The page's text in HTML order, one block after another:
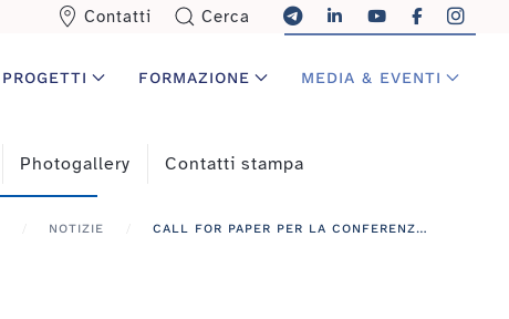
Contatti Cerca
PROGETTI FORMAZIONE MEDIA & EVENTI
Photogallery Contatti stampa
NOTIZIE CALL FOR PAPER PER LA CONFERENZA INTERNAZIONALE TNC 15 "CONNECTED COMMUNITIES": CONTRIBUTI ENTRO IL 28 NOVEMBRE